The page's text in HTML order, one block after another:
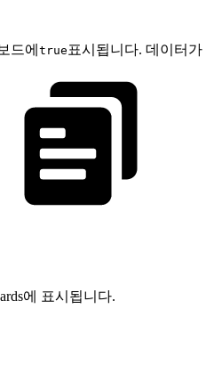
드에 true 표시됩니다. 데이터가
에 표시됩니다.